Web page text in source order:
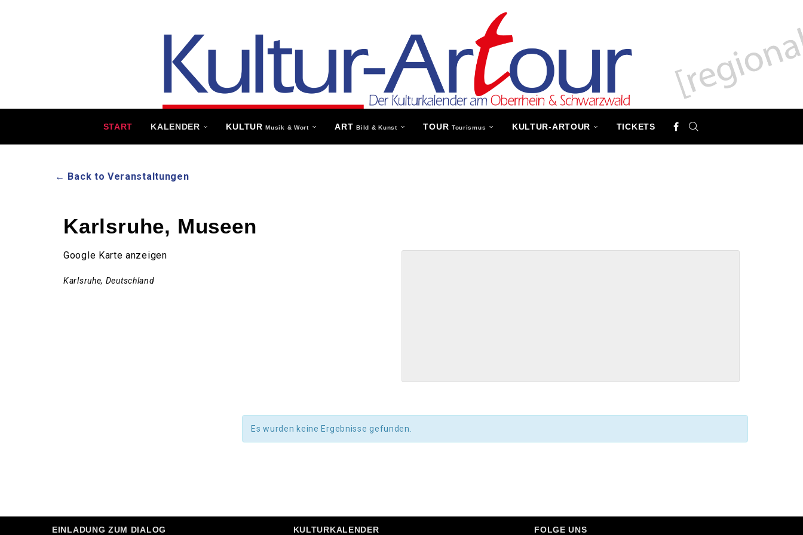
START KALENDER KULTURMusik & Wort ARTBild & Kunst TOUR Tourismus KULTUR-ARTOUR TICKETS
← Back to Veranstaltungen
Karlsruhe, Museen
Google Karte anzeigen
Karlsruhe, Deutschland
Es wurden keine Ergebnisse gefunden.
EINLADUNG ZUM DIALOG KULTURKALENDER FOLGE UNS